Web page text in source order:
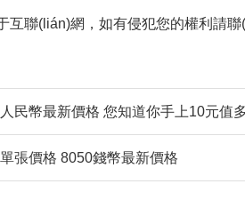
聯(lián)網，如有侵犯您的權利請
民幣最新價格 您知道你手上10元值
張價格 8050錢幣最新價格